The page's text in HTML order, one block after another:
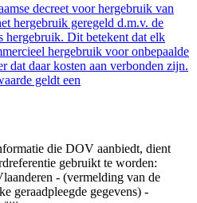
decreet voor hergebruik van
hergebruik geregeld d.m.v. de
hergebruik. Dit betekent dat elk
hergebruik voor onbepaalde
dat daar kosten aan verbonden zijn.
geldt een
die DOV aanbiedt, dient
gebruikt te worden:
- (vermelding van de
geraadpleegde gegevens) -